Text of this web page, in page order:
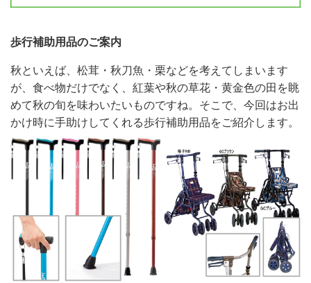
歩行補助用品のご案内
秋といえば、松茸・秋刀魚・栗などを考えてしまいます
が、食べ物だけでなく、紅葉や秋の草花・黄金色の田を眺
めて秋の旬を味わいたいものですね。そこで、今回はお出
かけ時に手助けしてくれる歩行補助用品をご紹介します。